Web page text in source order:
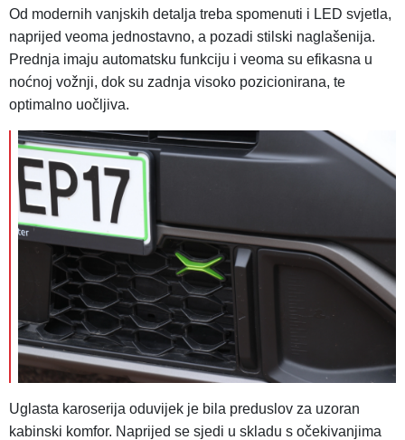
Od modernih vanjskih detalja treba spomenuti i LED svjetla,
naprijed veoma jednostavno, a pozadi stilski naglašenija.
Prednja imaju automatsku funkciju i veoma su efikasna u
noćnoj vožnji, dok su zadnja visoko pozicionirana, te
optimalno uočljiva.
Uglasta karoserija oduvijek je bila preduslov za uzoran
kabinski komfor. Naprijed se sjedi u skladu s očekivanjima